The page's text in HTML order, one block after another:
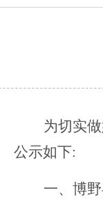
为切实
公示如下:
一、博